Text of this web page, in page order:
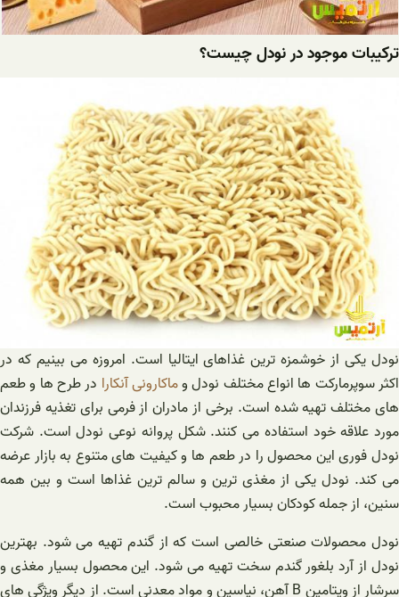
ترکیبات موجود در نودل چیست؟
نودل یکی از خوشمزه ترین غذاهای ایتالیا است. امروزه می بینیم که در
اکثر سوپرمارکت ها انواع مختلف نودل وماکارونی آنکارا در طرح ها و طعم
های مختلف تهیه شده است. برخی از مادران از فرمی برای تغذیه فرزندان
مورد علاقه خود استفاده می کنند. شکل پروانه نوعی نودل است. شرکت
نودل فوری این محصول را در طعم ها و کیفیت های متنوع به بازار عرضه
می کند. نودل یکی از مغذی ترین و سالم ترین غذاها است و بین همه
سنین، از جمله کودکان بسیار محبوب است.
نودل محصولات صنعتی خالصی است که از گندم تهیه می شود. بهترین
نودل از آرد بلغور گندم سخت تهیه می شود. این محصول بسیار مغذی و
سرشار از ویتامین B آهن، نیاسین و مواد معدنی است. از دیگر ویژگی های